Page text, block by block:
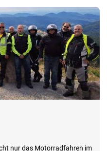
nur das Motorradfahren im